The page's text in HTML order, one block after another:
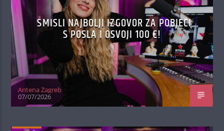
SMISLI NAJBOLJI IZGOVOR ZA POBJEĆI
S POSLA I OSVOJI 100 €!
Antena Zagreb
07/07/2026